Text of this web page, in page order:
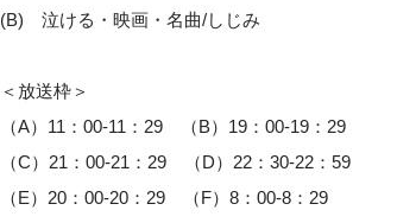
(B) 泣ける・映画・名曲/しじみ
＜放送枠＞
（A）11：00-11：29 （B）19：00-19：29
（C）21：00-21：29 （D）22：30-22：59
（E）20：00-20：29 （F）8：00-8：29